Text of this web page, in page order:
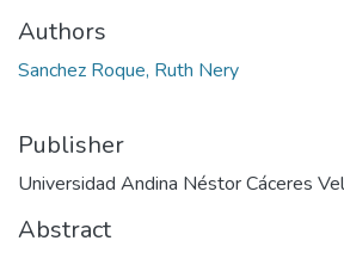
Authors
Sanchez Roque, Ruth Nery
Publisher
Universidad Andina Néstor Cáceres
Abstract